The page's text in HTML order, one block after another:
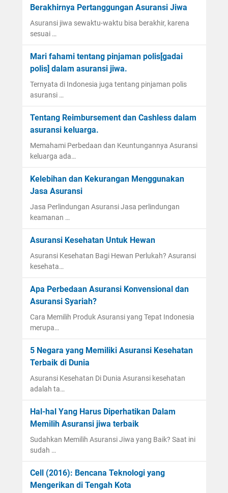
Berakhirnya Pertanggungan Asuransi Jiwa
Asuransi jiwa sewaktu-waktu bisa berakhir, karena
sesuai …
Mari fahami tentang pinjaman polis[gadai
polis] dalam asuransi jiwa.
Ternyata di Indonesia juga tentang pinjaman polis
asuransi …
Tentang Reimbursement dan Cashless dalam
asuransi keluarga.
Memahami Perbedaan dan Keuntungannya Asuransi
keluarga ada…
Kelebihan dan Kekurangan Menggunakan
Jasa Asuransi
Jasa Perlindungan Asuransi Jasa perlindungan
keamanan …
Asuransi Kesehatan Untuk Hewan
Asuransi Kesehatan Bagi Hewan Perlukah? Asuransi
kesehata…
Apa Perbedaan Asuransi Konvensional dan
Asuransi Syariah?
Cara Memilih Produk Asuransi yang Tepat Indonesia
merupa…
5 Negara yang Memiliki Asuransi Kesehatan
Terbaik di Dunia
Asuransi Kesehatan Di Dunia Asuransi kesehatan
adalah ta…
Hal-hal Yang Harus Diperhatikan Dalam
Memilih Asuransi jiwa terbaik
Sudahkan Memilih Asuransi Jiwa yang Baik? Saat ini
sudah …
Cell (2016): Bencana Teknologi yang
Mengerikan di Tengah Kota